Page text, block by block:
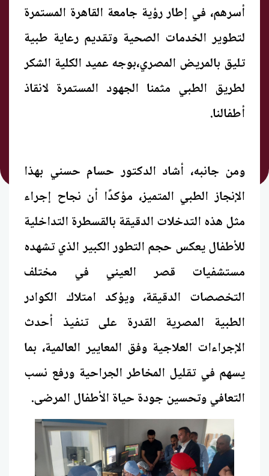
أسرهم، في إطار رؤية جامعة القاهرة المستمرة
لتطوير الخدمات الصحية وتقديم رعاية طبية
تليق بالمريض المصري،بوجه عميد الكلية الشكر
لطريق الطبي مثمنا الجهود المستمرة لانقاذ
أطفالنا.
ومن جانبه، أشاد الدكتور حسام حسني بهذا
الإنجاز الطبي المتميز، مؤكدًا أن نجاح إجراء
مثل هذه التدخلات الدقيقة بالقسطرة التداخلية
للأطفال يعكس حجم التطور الكبير الذي تشهده
مستشفيات قصر العيني في مختلف
التخصصات الدقيقة، ويؤكد امتلاك الكوادر
الطبية المصرية القدرة على تنفيذ أحدث
الإجراءات العلاجية وفق المعايير العالمية، بما
يسهم في تقليل المخاطر الجراحية ورفع نسب
التعافي وتحسين جودة حياة الأطفال المرضى.